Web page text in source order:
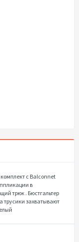
с Balconnet
в
трюк . Бюстгальтер
трусики захватывают